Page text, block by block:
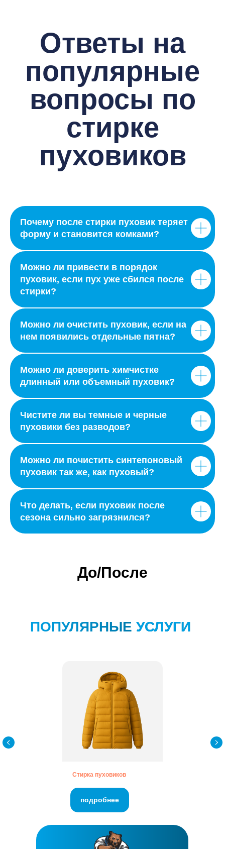
Почему после стирки пуховик теряет
форму и становится комками?
Можно ли привести в порядок
пуховик, если пух уже сбился после
стирки?
Можно ли очистить пуховик, если на
нем появились отдельные пятна?
Можно ли доверить химчистке
длинный или объемный пуховик?
Чистите ли вы темные и черные
пуховики без разводов?
Можно ли почистить синтепоновый
пуховик так же, как пуховый?
Что делать, если пуховик после
сезона сильно загрязнился?
До/После
Стирка пуховиков
подробнее
Дарим вторую жизнь вашим
вещам в
Нижнем Тагиле❤️
г. Нижний Тагил, ул. Газетная, д.97а